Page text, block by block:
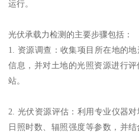
运行。
光伏承载力检测的主要步骤包括：
1. 资源调查：收集项目所在地的
信息，并对土地的光照资源进行
站。
2. 光伏资源评估：利用专业仪器
日照时数、辐照强度等参数，并